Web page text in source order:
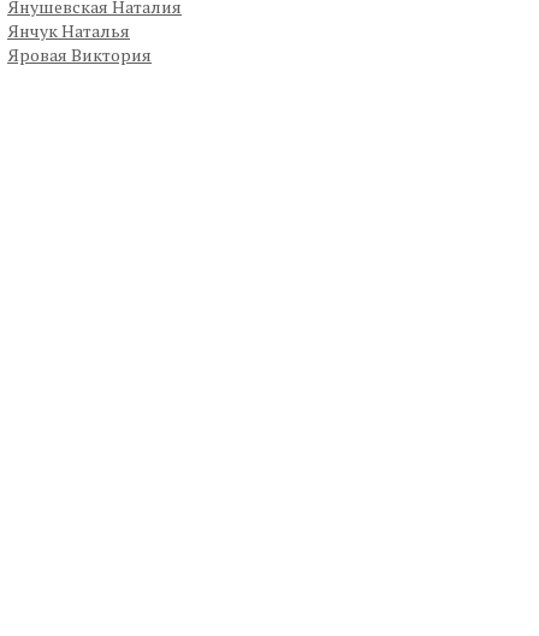
Янушевская Наталия
Янчук Наталья
Яровая Виктория